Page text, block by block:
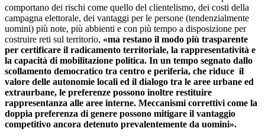
comportano dei rischi come quello del clientelismo, dei costi della
campagna elettorale, dei vantaggi per le persone (tendenzialmente
uomini) più note, più abbienti e con più tempo a disposizione per
costruire reti sul territorio, «ma restano il modo più trasparente
per certificare il radicamento territoriale, la rappresentatività e
la capacità di mobilitazione politica. In un tempo segnato dallo
scollamento democratico tra centro e periferia, che riduce il
valore delle autonomie locali ed il dialogo tra le aree urbane ed
extraurbane, le preferenze possono inoltre restituire
rappresentanza alle aree interne. Meccanismi correttivi come la
doppia preferenza di genere possono mitigare il vantaggio
competitivo ancora detenuto prevalentemente da uomini».